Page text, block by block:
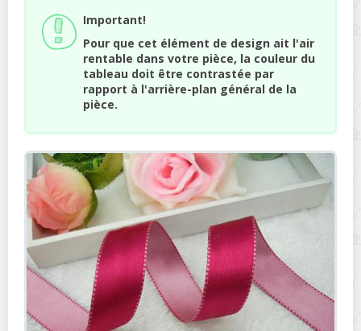
Important!
Pour que cet élément de design ait l'air
rentable dans votre pièce, la couleur du
tableau doit être contrastée par
rapport à l'arrière-plan général de la
pièce.